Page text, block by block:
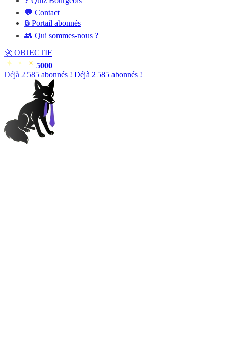
💬 Contact
🔒 Portail abonnés
👥 Qui sommes-nous ?
🚀 OBJECTIF
5000
Déjà 2 587 abonnés ! Déjà 2 587 abonnés !